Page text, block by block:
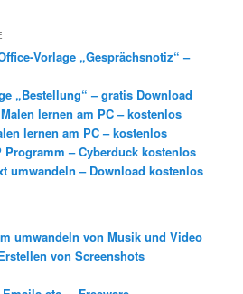
Vorlage „Gesprächsnotiz“ –
„Bestellung“ – gratis Download
lernen am PC – kostenlos
lernen am PC – kostenlos
Programm – Cyberduck kostenlos
umwandeln – Download kostenlos
umwandeln von Musik und Video
von Screenshots